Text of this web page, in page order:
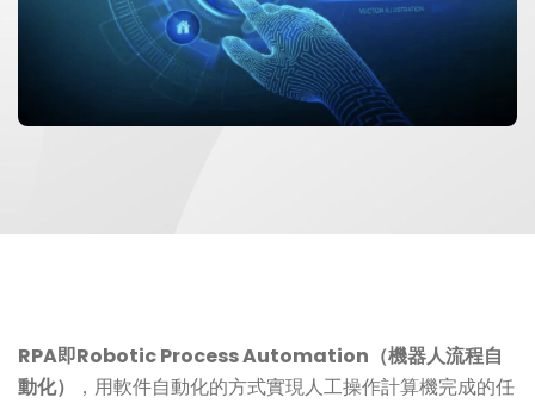
RPA即Robotic Process Automation（機器人流程自
動化）
，用軟件自動化的方式實現人工操作計算機完成的任